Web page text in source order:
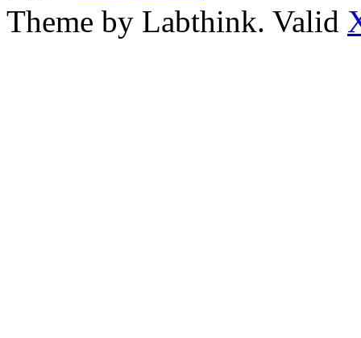
Theme by Labthink. Valid